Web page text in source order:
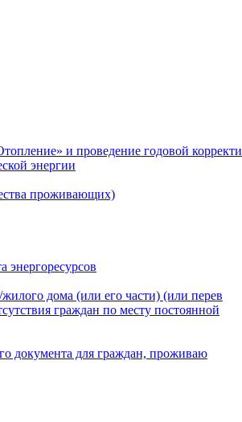
и проведение годовой корректи
энергии
проживающих)
дома (или его части) (или перев
граждан по месту постоянной
документа для граждан, проживаю